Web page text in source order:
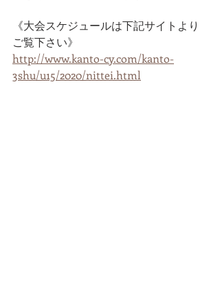
《大会スケジュールは下記サイトより
ご覧下さい》
http://www.kanto-cy.com/kanto-
3shu/u15/2020/nittei.html